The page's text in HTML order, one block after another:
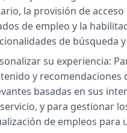
la provisión de acceso
de empleo y la
de búsqueda
su experiencia:
y recomendaciones
basadas en sus
y para gestionar
de empleos para